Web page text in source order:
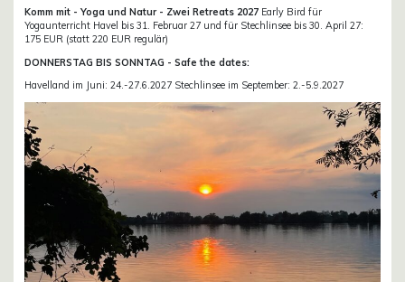
Komm mit - Yoga und Natur - Zwei Retreats 2027 Early Bird für
Yogaunterricht Havel bis 31. Februar 27 und für Stechlinsee bis 30. April 27:
175 EUR (statt 220 EUR regulär)
DONNERSTAG BIS SONNTAG - Safe the dates:
Havelland im Juni: 24.-27.6.2027 Stechlinsee im September: 2.-5.9.2027